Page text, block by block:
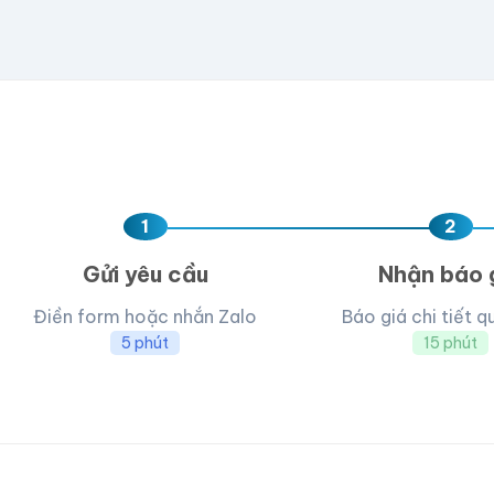
1
Gửi yêu cầu
Điền form hoặc nhắn Zalo
5 phút
2
Nhận báo
Báo giá chi tiết
15 phút